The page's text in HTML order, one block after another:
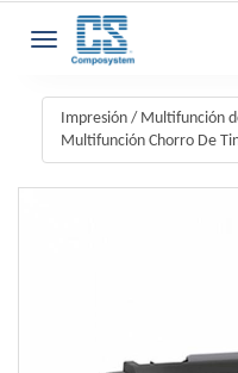
Toggle navigation
Impresión / Multifunción
Multifunción Chorro De